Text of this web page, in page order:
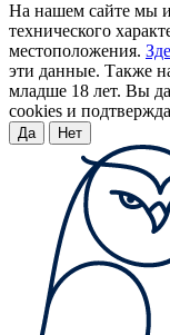
На нашем сайте мы
технического
местоположения.
эти данные. Также
младше 18 лет. Вы
cookies и
Да Нет